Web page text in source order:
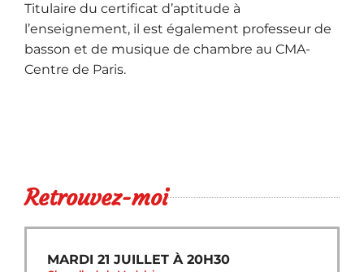
Titulaire du certificat d’aptitude à
l’enseignement, il est également professeur de
basson et de musique de chambre au CMA-
Centre de Paris.
Retrouvez-moi
MARDI 21 JUILLET À 20H30